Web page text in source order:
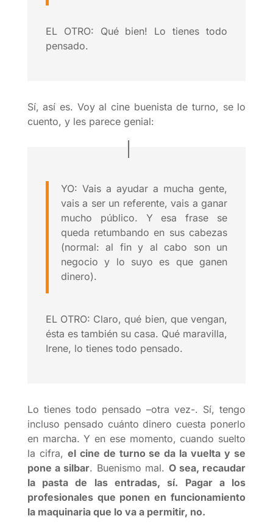
EL OTRO: Qué bien! Lo tienes todo
pensado.
Sí, así es. Voy al cine buenista de turno, se lo
cuento, y les parece genial:
YO: Vais a ayudar a mucha gente,
vais a ser un referente, vais a ganar
mucho público. Y esa frase se
queda retumbando en sus cabezas
(normal: al fin y al cabo son un
negocio y lo suyo es que ganen
dinero).
EL OTRO: Claro, qué bien, que vengan,
ésta es también su casa. Qué maravilla,
Irene, lo tienes todo pensado.
Lo tienes todo pensado –otra vez-. Sí, tengo
incluso pensado cuánto dinero cuesta ponerlo
en marcha. Y en ese momento, cuando suelto
la cifra, el cine de turno se da la vuelta y se
pone a silbar. Buenismo mal. O sea, recaudar
la pasta de las entradas, sí. Pagar a los
profesionales que ponen en funcionamiento
la maquinaria que lo va a permitir, no.